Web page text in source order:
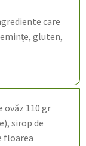
care
gluten,
ovăz 110 gr
sirop de
floarea